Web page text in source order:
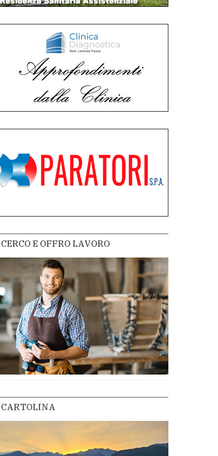
CERCO E OFFRO LAVORO
CARTOLINA